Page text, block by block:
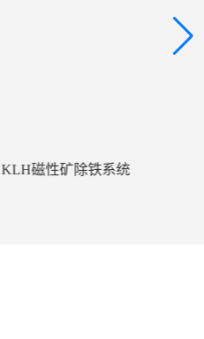
KLH磁性矿除铁系统